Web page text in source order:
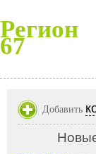
Регион
67
Добавить